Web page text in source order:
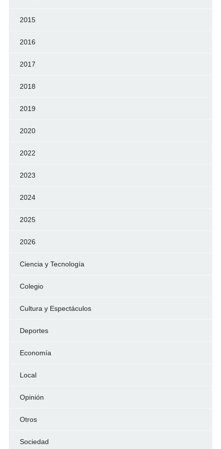
2015
2016
2017
2018
2019
2020
2022
2023
2024
2025
2026
Ciencia y Tecnología
Colegio
Cultura y Espectáculos
Deportes
Economía
Local
Opinión
Otros
Sociedad